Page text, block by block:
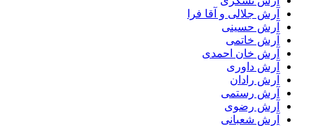
آرش جلالی و آقا فرا
آرش حسینی
آرش خاتمی
آرش خان احمدی
آرش داوری
آرش رادان
آرش رستمى
آرش رضوی
آرش شعبانی